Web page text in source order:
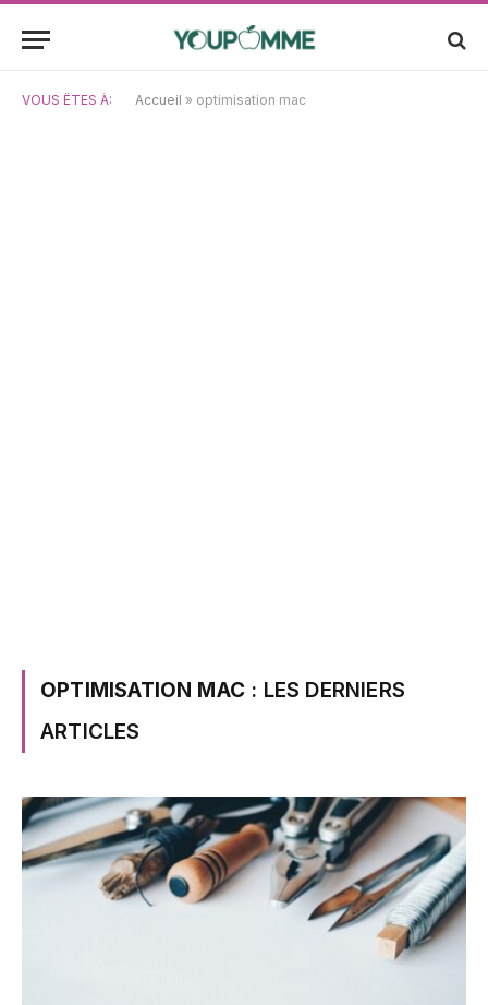
VOUS ÊTES À: Accueil » optimisation mac
OPTIMISATION MAC : LES DERNIERS
ARTICLES